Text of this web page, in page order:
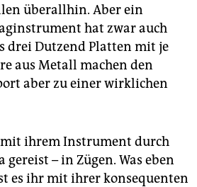
überallhin. Aber ein
hat zwar auch
drei Dutzend Platten mit je
aus Metall machen den
aber zu einer wirklichen
mit ihrem Instrument durch
– in Zügen. Was eben
es ihr mit ihrer konsequenten